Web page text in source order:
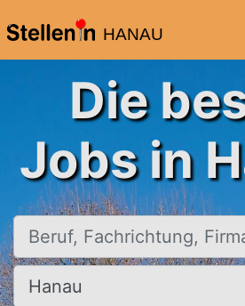
HANAU
Die
Jobs in
Beruf, Fachrichtung, Firma
Ort, Stadt